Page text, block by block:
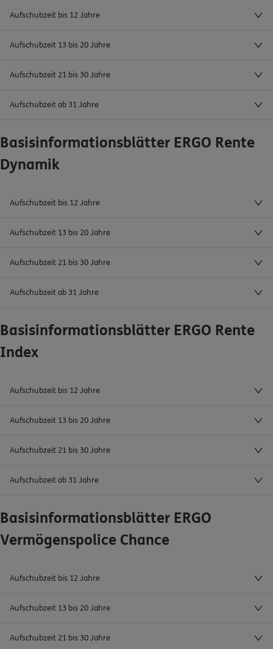
Aufschubzeit bis 12 Jahre
Aufschubzeit 13 bis 20 Jahre
Aufschubzeit 21 bis 30 Jahre
Aufschubzeit ab 31 Jahre
Basisinformationsblätter ERGO Rente
Dynamik
Aufschubzeit bis 12 Jahre
Aufschubzeit 13 bis 20 Jahre
Aufschubzeit 21 bis 30 Jahre
Aufschubzeit ab 31 Jahre
Basisinformationsblätter ERGO Rente
Index
Aufschubzeit bis 12 Jahre
Aufschubzeit 13 bis 20 Jahre
Aufschubzeit 21 bis 30 Jahre
Aufschubzeit ab 31 Jahre
Basisinformationsblätter ERGO
Vermögenspolice Chance
Aufschubzeit bis 12 Jahre
Aufschubzeit 13 bis 20 Jahre
Aufschubzeit 21 bis 30 Jahre